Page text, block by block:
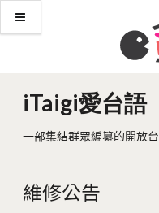
iTaigi愛台語
一部集結群眾編纂的開放
維修公告